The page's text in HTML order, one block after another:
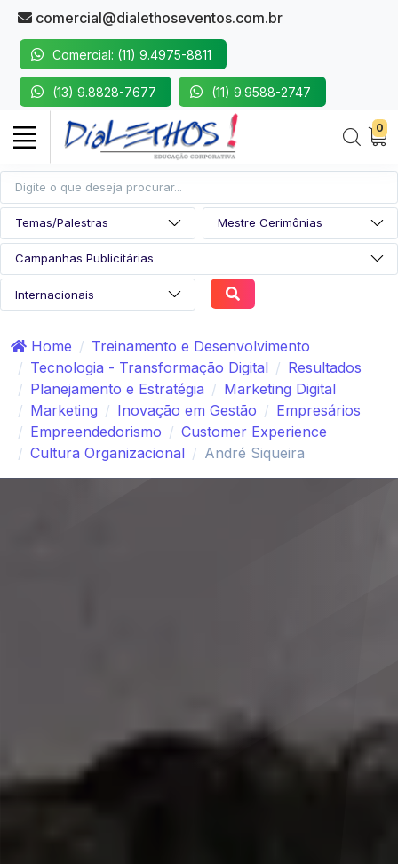
comercial@dialethoseventos.com.br
Comercial: (11) 9.4975-8811
(13) 9.8828-7677 (11) 9.9588-2747
0
Home
Treinamento e Desenvolvimento
Tecnologia - Transformação Digital
Resultados
Planejamento e Estratégia
Marketing Digital
Marketing
Inovação em Gestão
Empresários
Empreendedorismo
Customer Experience
Cultura Organizacional
André Siqueira